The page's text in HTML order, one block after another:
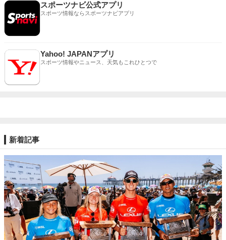
スポーツナビ公式アプリ
スポーツ情報ならスポーツナビアプリ
Yahoo! JAPANアプリ
スポーツ情報やニュース、天気もこれひとつで
新着記事